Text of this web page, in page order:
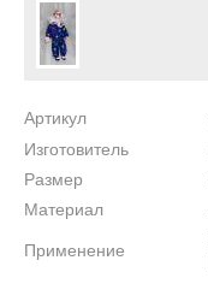
Артикул
Изготовитель
Размер
Материал
Применение